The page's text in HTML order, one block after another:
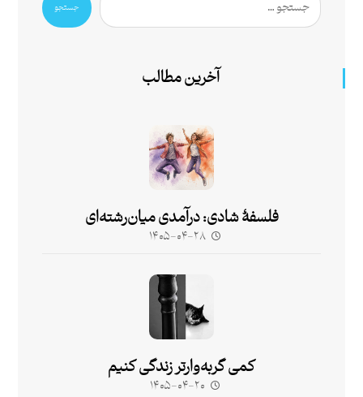
جستجو
آخرین مطالب
فلسفۀ شادی: درآمدی میان‌رشته‌ای
۱۴۰۵-۰۴-۲۸
کمی گربه‌وارتر زندگی کنیم
۱۴۰۵-۰۴-۲۰